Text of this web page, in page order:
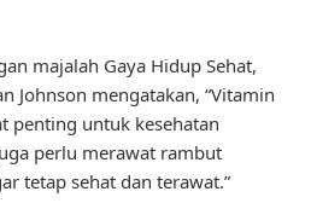
majalah Gaya Hidup Sehat,
Johnson mengatakan, “Vitamin
penting untuk kesehatan
perlu merawat rambut
tetap sehat dan terawat.”